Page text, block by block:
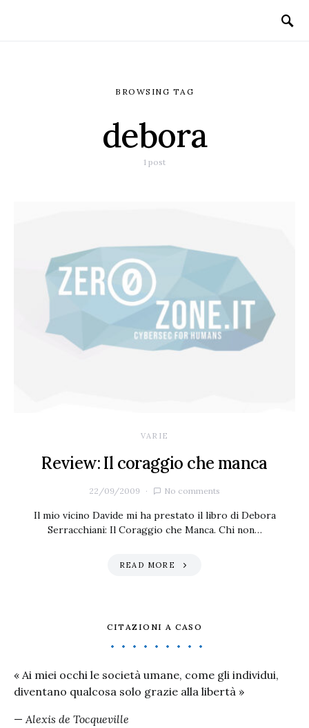
BROWSING TAG
debora
1 post
VARIE
Review: Il coraggio che manca
22/09/2009 No comments
Il mio vicino Davide mi ha prestato il libro di Debora
Serracchiani: Il Coraggio che Manca. Chi non…
READ MORE
CITAZIONI A CASO
« Ai miei occhi le società umane, come gli individui,
diventano qualcosa solo grazie alla libertà »
—Alexis de Tocqueville